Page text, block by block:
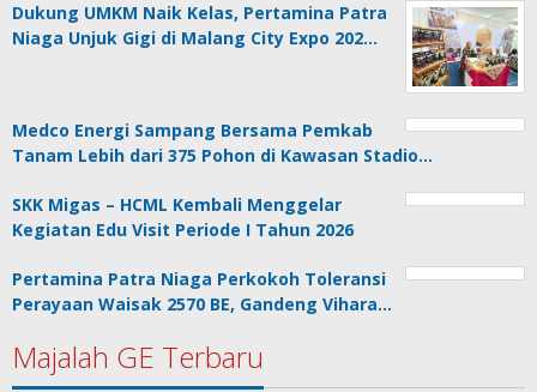
Dukung UMKM Naik Kelas, Pertamina Patra
Niaga Unjuk Gigi di Malang City Expo 202…
Medco Energi Sampang Bersama Pemkab
Tanam Lebih dari 375 Pohon di Kawasan Stadio…
SKK Migas – HCML Kembali Menggelar
Kegiatan Edu Visit Periode I Tahun 2026
Pertamina Patra Niaga Perkokoh Toleransi
Perayaan Waisak 2570 BE, Gandeng Vihara…
Majalah GE Terbaru